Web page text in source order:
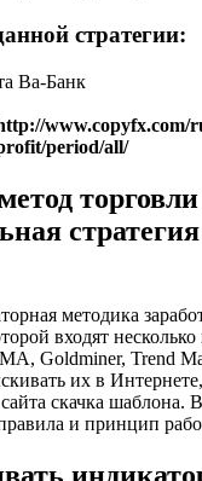
стратегии:
www.copyfx.com/
period/all/
методика
входят
Gоldminer, Trend
их в
скачка шаблона.
и принцип